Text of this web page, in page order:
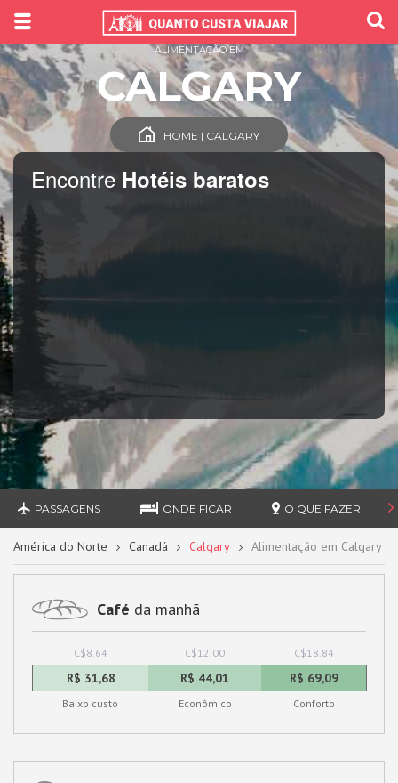
Encontre Hotéis baratos
ALIMENTAÇÃO EM
CALGARY
HOME | CALGARY
PASSAGENS ONDE FICAR O QUE FAZER
América do Norte Canadá Calgary Alimentação em Calgary
Café da manhã
C$8.64 C$12.00 C$18.84
R$ 31,68 R$ 44,01 R$ 69,09
Baixo custo Econômico Conforto